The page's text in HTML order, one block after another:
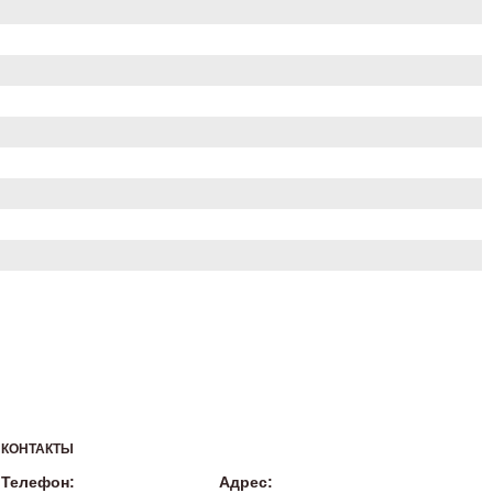
КОНТАКТЫ
Телефон: Адрес: